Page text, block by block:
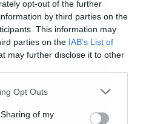
opt-out of the further
by third parties on the
This information may
parties on the IAB’s List of
may further disclose it to other
Opt Outs
of my
μείωση των
ενίσχυση της
χρηματοδοτική στήριξη
κτιρίων και για
επίσης τις